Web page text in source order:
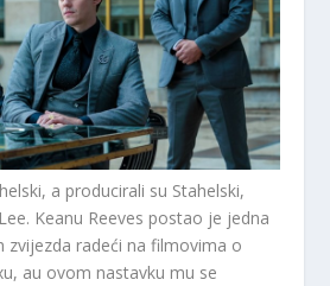
a producirali su Stahelski,
Keanu Reeves postao je jedna
zvijezda radeći na filmovima o
au ovom nastavku mu se